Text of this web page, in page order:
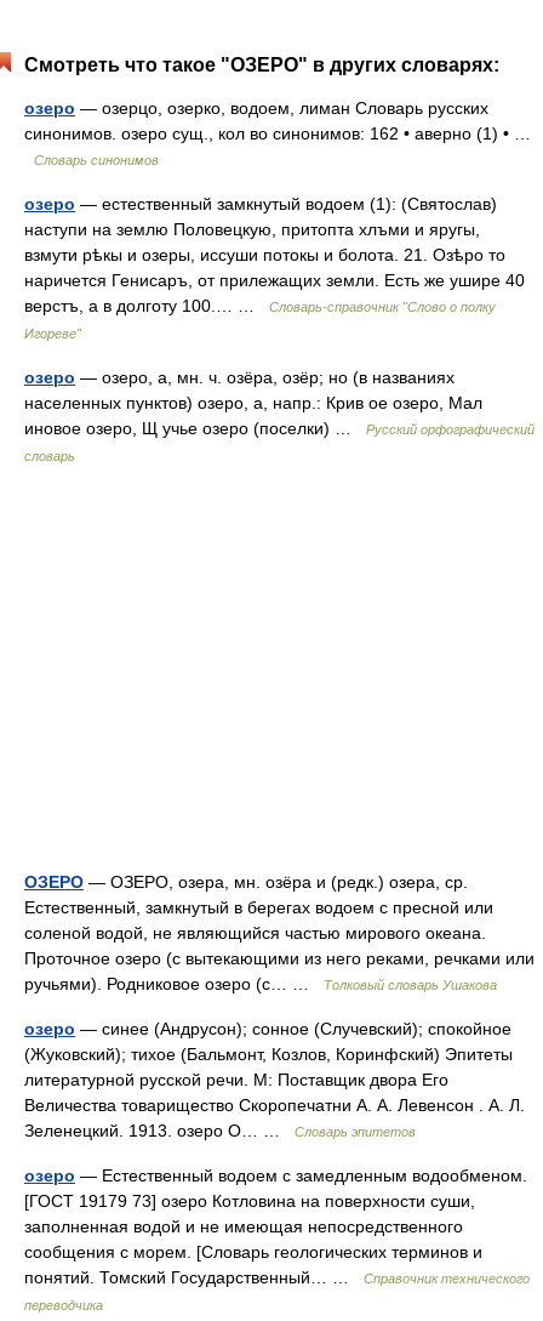
Смотреть что такое "ОЗЕРО" в других словарях:
озеро — озерцо, озерко, водоем, лиман Словарь русских
синонимов. озеро сущ., кол во синонимов: 162 • аверно (1) • …
Словарь синонимов
озеро — естественный замкнутый водоем (1): (Святослав)
наступи на землю Половецкую, притопта хлъми и яругы,
взмути рѣкы и озеры, иссуши потокы и болота. 21. Озѣро то
наричется Генисаръ, от прилежащих земли. Есть же ушире 40
верстъ, а в долготу 100.… …
Словарь-справочник "Слово о полку
Игореве"
озеро — озеро, а, мн. ч. озёра, озёр; но (в названиях
населенных пунктов) озеро, а, напр.: Крив ое озеро, Мал
иновое озеро, Щ учье озеро (поселки) …
Русский орфографический
словарь
ОЗЕРО — ОЗЕРО, озера, мн. озёра и (редк.) озера, ср.
Естественный, замкнутый в берегах водоем с пресной или
соленой водой, не являющийся частью мирового океана.
Проточное озеро (с вытекающими из него реками, речками или
ручьями). Родниковое озеро (с… …
Толковый словарь Ушакова
озеро — синее (Андрусон); сонное (Случевский); спокойное
(Жуковский); тихое (Бальмонт, Козлов, Коринфский) Эпитеты
литературной русской речи. М: Поставщик двора Его
Величества товарищество Скоропечатни А. А. Левенсон . А. Л.
Зеленецкий. 1913. озеро О… …
Словарь эпитетов
озеро — Естественный водоем с замедленным водообменом.
[ГОСТ 19179 73] озеро Котловина на поверхности суши,
заполненная водой и не имеющая непосредственного
сообщения с морем. [Словарь геологических терминов и
понятий. Томский Государственный… …
Справочник технического
переводчика